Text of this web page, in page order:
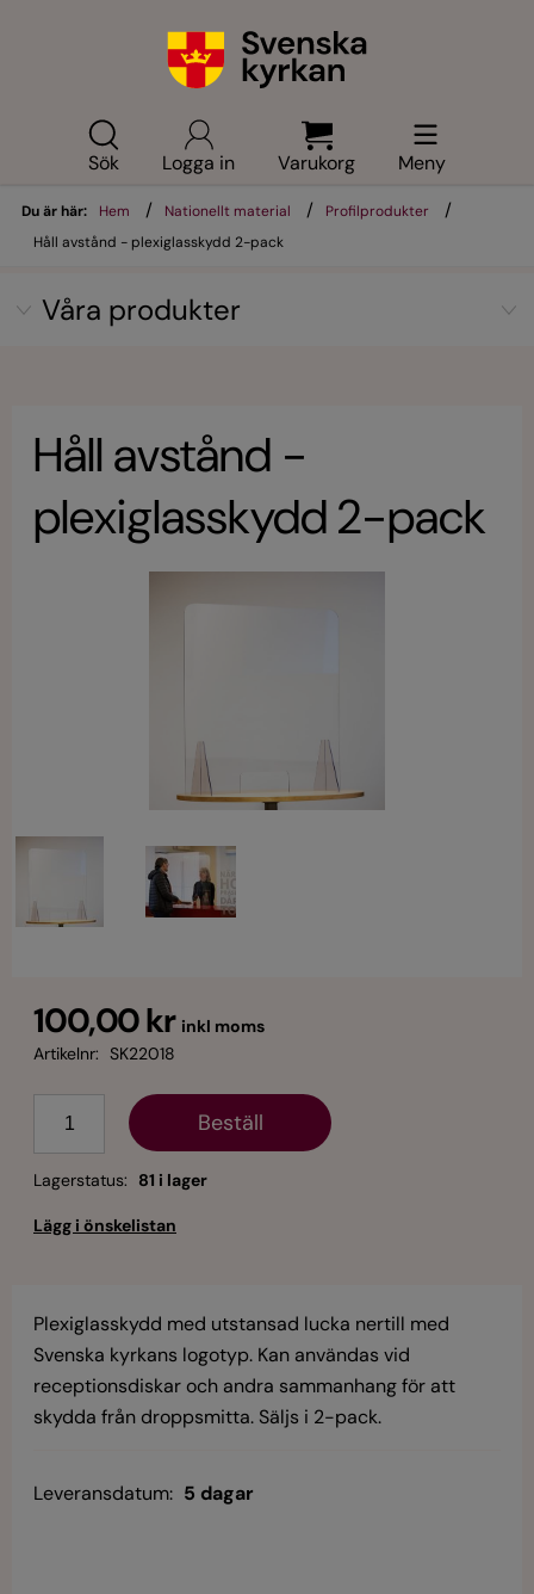
Sök Logga in Varukorg Meny
Du är här: Hem / Nationellt material / Profilprodukter /
Håll avstånd - plexiglasskydd 2-pack
Våra produkter
Håll avstånd -
plexiglasskydd 2-pack
100,00 kr inkl moms
Artikelnr: SK22018
Antal
Lagerstatus: 81 i lager
Plexiglasskydd med utstansad lucka nertill med
Svenska kyrkans logotyp. Kan användas vid
receptionsdiskar och andra sammanhang för att
skydda från droppsmitta. Säljs i 2-pack.
Leveransdatum: 5 dagar